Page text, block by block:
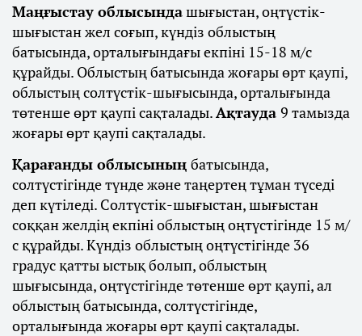
Маңғыстау облысындашығыстан, оңтүстік-
шығыстан жел соғып, күндіз облыстың
батысында, орталығындағы екпіні 15-18 м/с
құрайды. Облыстың батысында жоғары өрт қаупі,
облыстың солтүстік-шығысында, орталығында
төтенше өрт қаупі сақталады.Ақтауда 9 тамызда
жоғары өрт қаупі сақталады.
Қарағанды облысының батысында,
солтүстігінде түнде және таңертең тұман түседі
деп күтіледі. Солтүстік-шығыстан, шығыстан
соққан желдің екпіні облыстың оңтүстігінде 15 м/
с құрайды. Күндіз облыстың оңтүстігінде 36
градус қатты ыстық болып, облыстың
шығысында, оңтүстігінде төтенше өрт қаупі, ал
облыстың батысында, солтүстігінде,
орталығында жоғары өрт қаупі сақталады.